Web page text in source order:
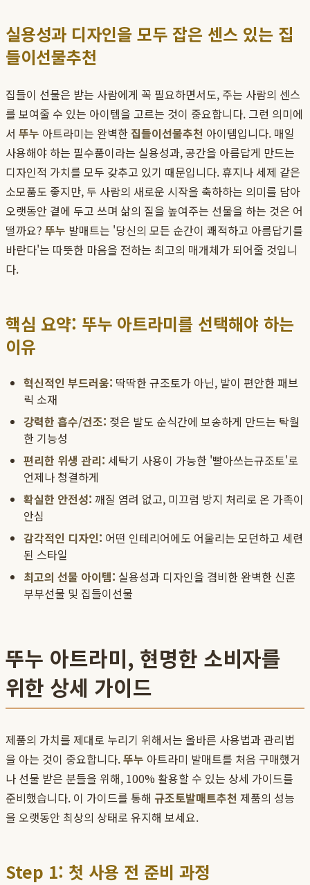
실용성과 디자인을 모두 잡은 센스 있는 집
들이선물추천
집들이 선물은 받는 사람에게 꼭 필요하면서도, 주는 사람의 센스
를 보여줄 수 있는 아이템을 고르는 것이 중요합니다. 그런 의미에
서 뚜누 아트라미는 완벽한 집들이선물추천 아이템입니다. 매일
사용해야 하는 필수품이라는 실용성과, 공간을 아름답게 만드는
디자인적 가치를 모두 갖추고 있기 때문입니다. 휴지나 세제 같은
소모품도 좋지만, 두 사람의 새로운 시작을 축하하는 의미를 담아
오랫동안 곁에 두고 쓰며 삶의 질을 높여주는 선물을 하는 것은 어
떨까요? 뚜누 발매트는 '당신의 모든 순간이 쾌적하고 아름답기를
바란다'는 따뜻한 마음을 전하는 최고의 매개체가 되어줄 것입니
다.
핵심 요약: 뚜누 아트라미를 선택해야 하는
이유
혁신적인 부드러움: 딱딱한 규조토가 아닌, 발이 편안한 패브
릭 소재
강력한 흡수/건조: 젖은 발도 순식간에 보송하게 만드는 탁월
한 기능성
편리한 위생 관리: 세탁기 사용이 가능한 '빨아쓰는규조토'로
언제나 청결하게
확실한 안전성: 깨질 염려 없고, 미끄럼 방지 처리로 온 가족이
안심
감각적인 디자인: 어떤 인테리어에도 어울리는 모던하고 세련
된 스타일
최고의 선물 아이템: 실용성과 디자인을 겸비한 완벽한 신혼
부부선물 및 집들이선물
뚜누 아트라미, 현명한 소비자를
위한 상세 가이드
제품의 가치를 제대로 누리기 위해서는 올바른 사용법과 관리법
을 아는 것이 중요합니다.뚜누 아트라미 발매트를 처음 구매했거
나 선물 받은 분들을 위해, 100% 활용할 수 있는 상세 가이드를
준비했습니다. 이 가이드를 통해 규조토발매트추천 제품의 성능
을 오랫동안 최상의 상태로 유지해 보세요.
Step 1: 첫 사용 전 준비 과정